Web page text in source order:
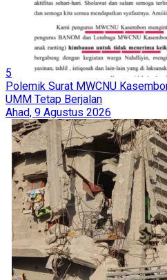
5
Polemik Surat MWCNU
UMM Tetap Berjalan
Ahad, 9 Agustus 2026